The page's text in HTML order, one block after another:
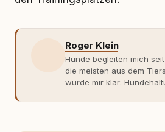
Roger Klein
Hunde begleiten mich
die meisten aus dem
wurde mir klar:
Fachwissen. Der